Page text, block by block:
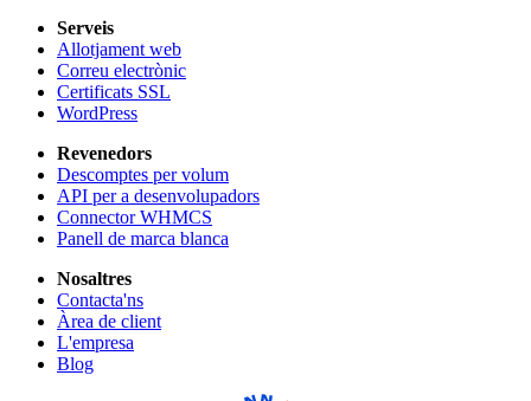
Serveis
Allotjament web
Correu electrònic
Certificats SSL
WordPress
Revenedors
Descomptes per volum
API per a desenvolupadors
Connector WHMCS
Panell de marca blanca
Nosaltres
Contacta'ns
Àrea de client
L'empresa
Blog